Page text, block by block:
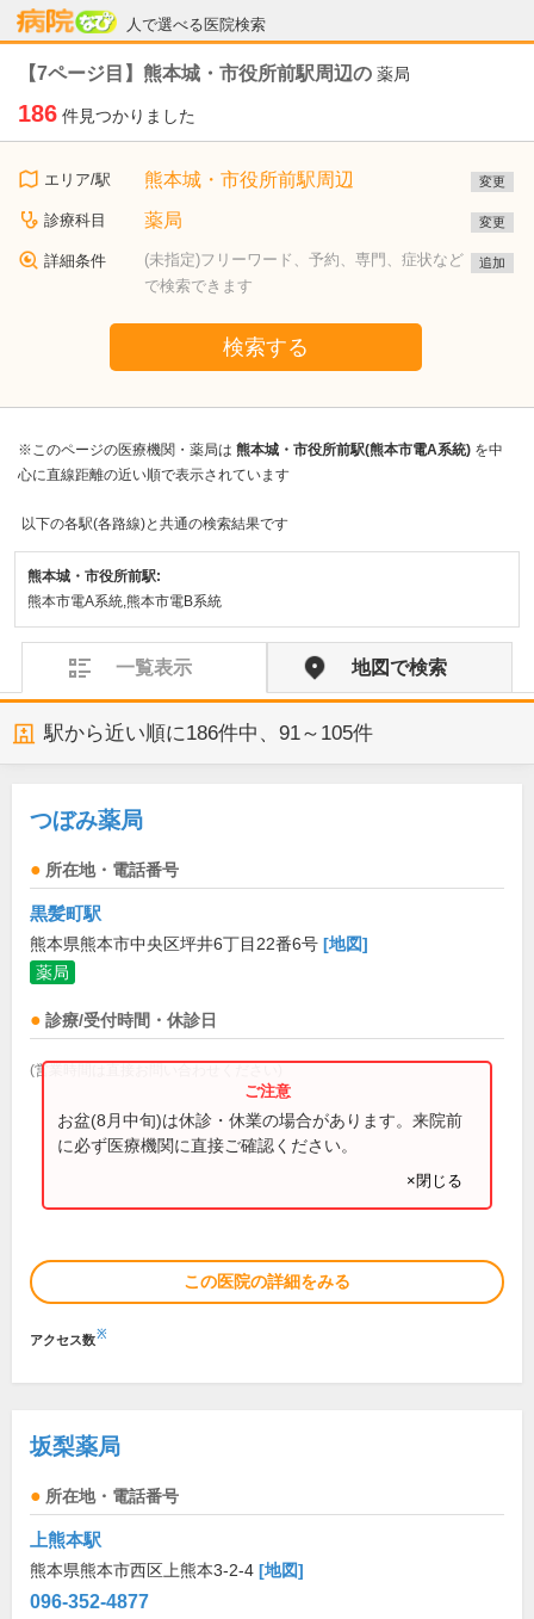
人で選べる医院検索
病院なび
【7ページ目】熊本城・市役所前駅周辺の 薬局
186 件見つかりました
エリア/駅 熊本城・市役所前駅周辺 変更
診療科目 薬局 変更
詳細条件
(未指定)フリーワード、予約、専門、症状など
で検索できます
追加
検索する
※このページの医療機関・薬局は 熊本城・市役所前駅(熊本市電A系統) を中
心に直線距離の近い順で表示されています
以下の各駅(各路線)と共通の検索結果です
熊本城・市役所前駅:
熊本市電A系統,熊本市電B系統
一覧表示 地図で検索
駅から近い順に186件中、 91～105件
つぼみ薬局
所在地・電話番号
黒髪町駅
熊本県熊本市中央区坪井6丁目22番6号 [地図]
薬局
診療/受付時間・休診日
(営業時間は直接お問い合わせください)
お盆(8月中旬)は休診・休業の場合があります。来院前
に必ず医療機関に直接ご確認ください。
×閉じる
この医院の詳細をみる
アクセス数※
坂梨薬局
所在地・電話番号
上熊本駅
熊本県熊本市西区上熊本3-2-4 [地図]
096-352-4877